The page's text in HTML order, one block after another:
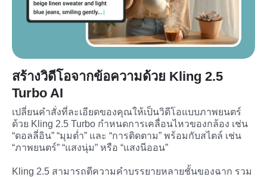
สร้างวิดีโอจากข้อความด้วย Kling 2.5
Turbo AI
เปลี่ยนคำสั่งที่ละเอียดของคุณให้เป็นวิดีโอแบบภาพยนตร์
ด้วย Kling 2.5 Turbo กำหนดการเคลื่อนไหวของกล้อง เช่น
“ดอลลี่อิน” “มุมต่ำ” และ “การติดตาม” พร้อมกับสไตล์ เช่น
“ภาพยนตร์” “แสงนุ่ม” หรือ “แสงนีออน”
Kling 2.5 สามารถตีความคำบรรยายหลายชั้นของฉาก รวม